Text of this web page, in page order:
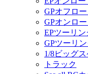
GPオフロー
GPオンロー
EPツーリン
GPツーリ
1/8ビッグ
トラック